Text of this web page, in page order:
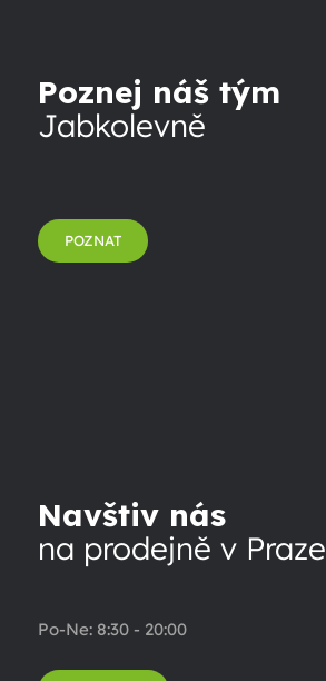
Poznej náš tým
Jabkolevně
POZNAT
Navštiv nás
na prodejně v Praze
Po-Ne: 8:30 - 20:00